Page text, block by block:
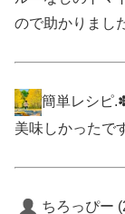
ので助かりまし
簡単レシピ
美味しかったで
ちろっぴー